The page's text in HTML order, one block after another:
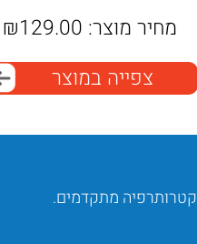
מחיר מוצר: ₪129.00
צפייה במוצר